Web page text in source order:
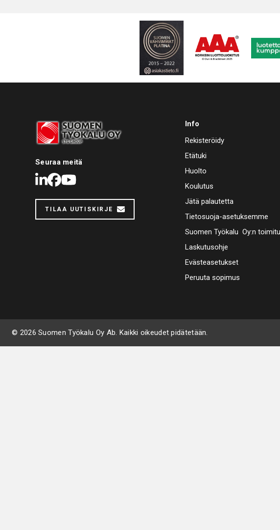
Seuraa meitä
LinkedIn
Facebook
Youtube
TILAA UUTISKIRJE
Info
Rekisteröidy
Etätuki
Huolto
Koulutus
Jätä palautetta
Tietosuoja-asetuksemme
Suomen Työkalu Oy:n
Laskutusohje
Evästeasetukset
Peruuta sopimus
© 2026 Suomen Työkalu Oy Ab. Kaikki oikeudet pidätetään.